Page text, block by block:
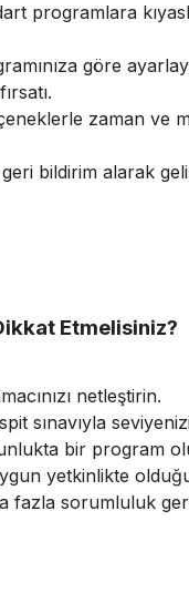
programlara
göre
zaman ve
bildirim alarak
Etmelisiniz?
netleştirin.
sınavıyla
bir program
yetkinlikte
fazla sorumluluk